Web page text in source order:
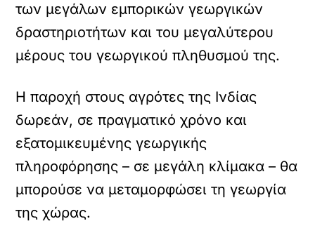
των μεγάλων εμπορικών γεωργικών
δραστηριοτήτων και του μεγαλύτερου
μέρους του γεωργικού πληθυσμού της.
Η παροχή στους αγρότες της Ινδίας
δωρεάν, σε πραγματικό χρόνο και
εξατομικευμένης γεωργικής
πληροφόρησης – σε μεγάλη κλίμακα – θα
μπορούσε να μεταμορφώσει τη γεωργία
της χώρας.